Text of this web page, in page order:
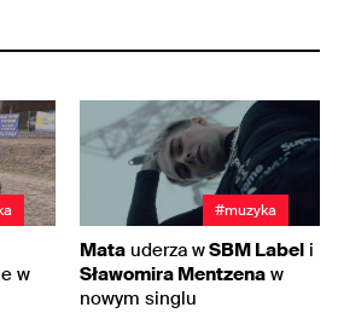
w
#muzyka
Mata uderza wSBM Label i
Sławomira Mentzena w
nowym singlu